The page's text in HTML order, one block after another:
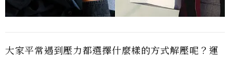
大家平常遇到壓力都選擇什麼樣的方式解壓呢？運